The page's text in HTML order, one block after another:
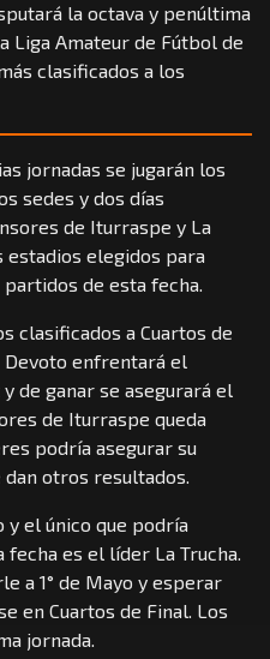
la octava y penúltima
Liga Amateur de Fútbol de
clasificados a los
jornadas se jugarán los
sedes y dos días
de Iturraspe y La
estadios elegidos para
de esta fecha.
clasificados a Cuartos de
Devoto enfrentará el
de ganar se asegurará el
de Iturraspe queda
podría asegurar su
dan otros resultados.
y el único que podría
es el líder La Trucha.
a 1° de Mayo y esperar
en Cuartos de Final. Los
jornada.